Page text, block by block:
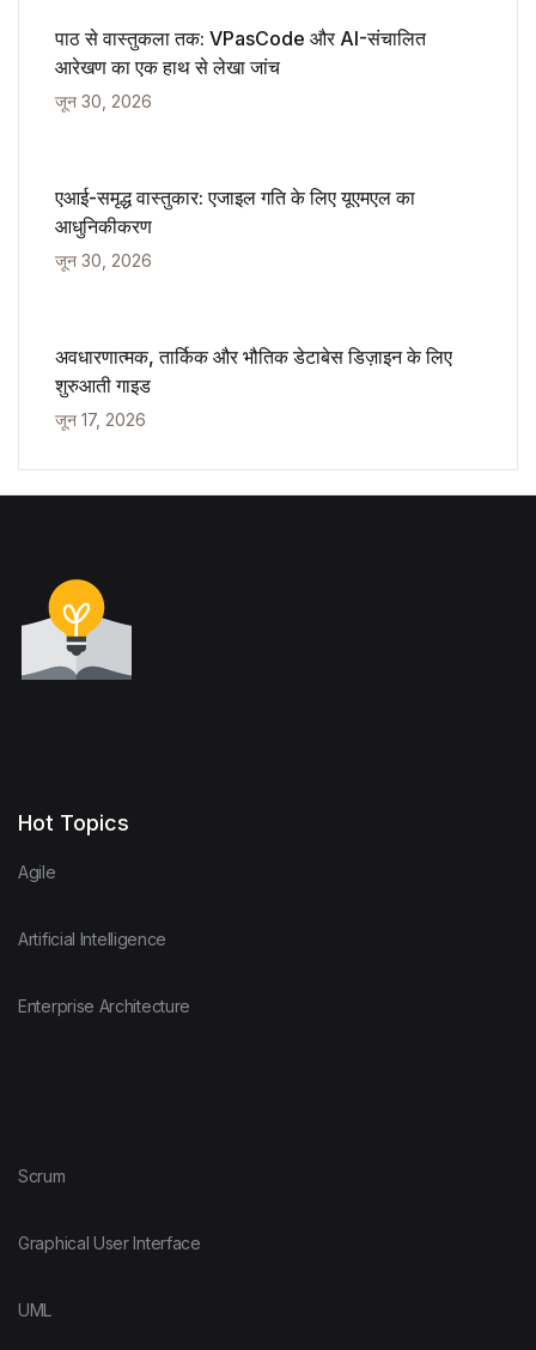
पाठ से वास्तुकला तक: VPasCode और AI-संचालित
आरेखण का एक हाथ से लेखा जांच
जून 30, 2026
एआई-समृद्ध वास्तुकार: एजाइल गति के लिए यूएमएल का
आधुनिकीकरण
जून 30, 2026
अवधारणात्मक, तार्किक और भौतिक डेटाबेस डिज़ाइन के लिए
शुरुआती गाइड
जून 17, 2026
Hot Topics
Agile
Artificial Intelligence
Enterprise Architecture
Scrum
Graphical User Interface
UML